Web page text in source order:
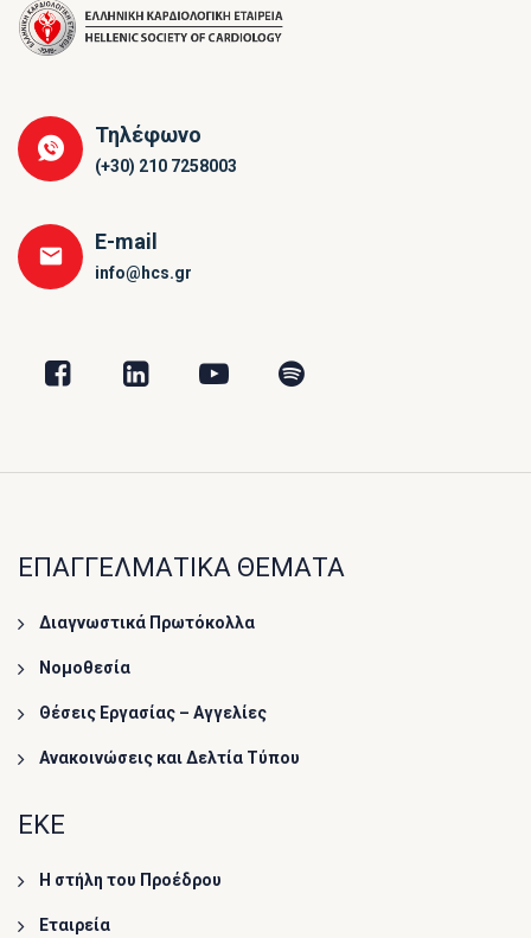
Τηλέφωνο
(+30) 210 7258003
E-mail
info@hcs.gr
ΕΠΑΓΓΕΛΜΑΤΙΚΑ ΘΕΜΑΤΑ
Διαγνωστικά Πρωτόκολλα
Νομοθεσία
Θέσεις Εργασίας – Αγγελίες
Ανακοινώσεις και Δελτία Τύπου
ΕΚΕ
Η στήλη του Προέδρου
Εταιρεία